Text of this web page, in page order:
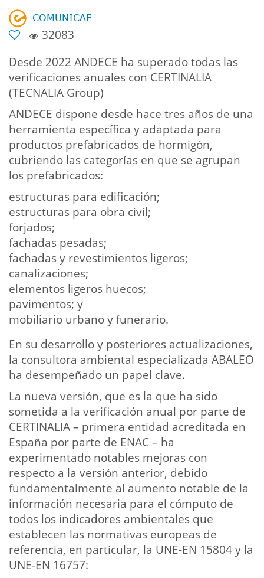
𝖢𝖮𝖬𝖴𝖭𝖨𝖢𝖠𝖤
32083
Desde 2022 ANDECE ha superado todas las
verificaciones anuales con CERTINALIA
(TECNALIA Group)
ANDECE dispone desde hace tres años de una
herramienta específica y adaptada para
productos prefabricados de hormigón,
cubriendo las categorías en que se agrupan
los prefabricados:
estructuras para edificación;
estructuras para obra civil;
forjados;
fachadas pesadas;
fachadas y revestimientos ligeros;
canalizaciones;
elementos ligeros huecos;
pavimentos; y
mobiliario urbano y funerario.
En su desarrollo y posteriores actualizaciones,
la consultora ambiental especializada ABALEO
ha desempeñado un papel clave.
La nueva versión, que es la que ha sido
sometida a la verificación anual por parte de
CERTINALIA – primera entidad acreditada en
España por parte de ENAC – ha
experimentado notables mejoras con
respecto a la versión anterior, debido
fundamentalmente al aumento notable de la
información necesaria para el cómputo de
todos los indicadores ambientales que
establecen las normativas europeas de
referencia, en particular, la UNE-EN 15804 y la
UNE-EN 16757: